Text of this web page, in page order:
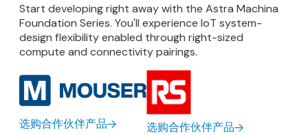
Start developing right away with the Astra Machina
Foundation Series. You'll experience IoT system-
design flexibility enabled through right-sized
compute and connectivity pairings.
选购合作伙伴产品 选购合作伙伴产品